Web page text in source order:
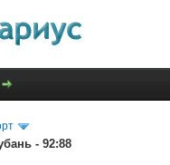
- 92:88